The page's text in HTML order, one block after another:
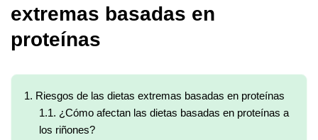
extremas basadas en
proteínas
1. Riesgos de las dietas extremas basadas en proteínas
1.1. ¿Cómo afectan las dietas basadas en proteínas a
los riñones?